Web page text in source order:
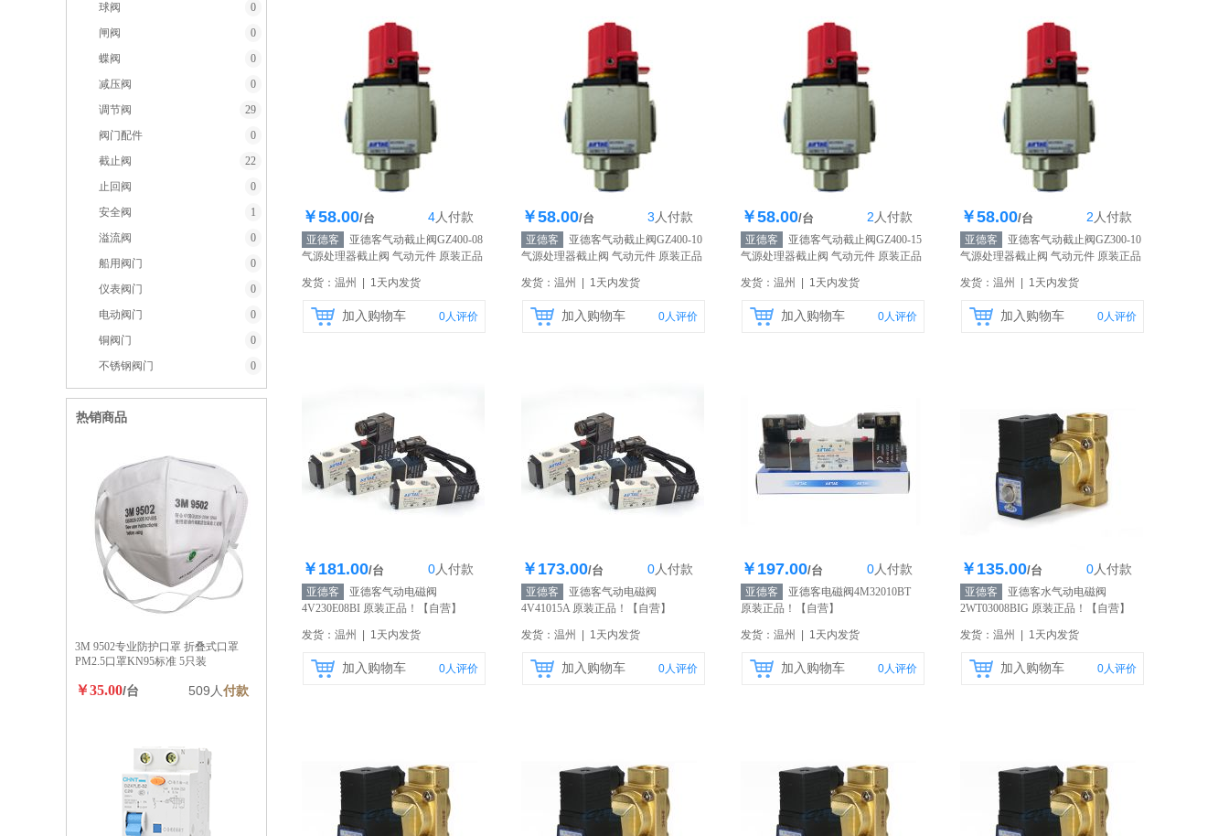
库存200个
￥58.00/台 4人付款
亚德客
亚德客气动截止阀GZ400-08
气源处理器截止阀 气动元件 原装正品
发货：温州 | 1天内发货
加入购物车 0人评价
库存200个
￥58.00/台 3 人付款
亚德客
亚德客气动截止阀GZ400-10
气源处理器截止阀 气动元件 原装正品
发货：温州 | 1天内发货
加入购物车 0人评价
库存200个
￥58.00/台 2 人付款
亚德客
亚德客气动截止阀GZ400-15
气源处理器截止阀 气动元件 原装正品
发货：温州 | 1天内发货
加入购物车 0人评价
库存200个
￥58.00/台 2 人付款
亚德客
亚德客气动截止阀GZ300-10
气源处理器截止阀 气动元件 原装正品
发货：温州 | 1天内发货
加入购物车 0人评价
库存100个
￥181.00/台 0人付款
亚德客
亚德客气动电磁阀
4V230E08BI 原装正品！
【自营】
发货：温州 | 1天内发货
加入购物车 0人评价
库存100个
￥173.00/台 0人付款
亚德客
亚德客气动电磁阀
4V41015A 原装正品！
【自营】
发货：温州 | 1天内发货
加入购物车 0人评价
库存100个
￥197.00/台 0人付款
亚德客
亚德客电磁阀4M32010BT
原装正品！
【自营】
发货：温州 | 1天内发货
加入购物车 0人评价
库存100个
￥135.00/台 0人付款
亚德客
亚德客水气动电磁阀
2WT03008BIG 原装正品！
【自营】
发货：温州 | 1天内发货
加入购物车 0人评价
球阀
0
闸阀
0
蝶阀
0
减压阀
0
调节阀
29
阀门配件
0
截止阀
22
止回阀
0
安全阀
1
溢流阀
0
船用阀门
0
仪表阀门
0
电动阀门
0
铜阀门
0
不锈钢阀门
0
热销商品
3M 9502专业防护口罩 折叠式口罩
PM2.5口罩KN95标准 5只装
￥35.00/台 509人付款